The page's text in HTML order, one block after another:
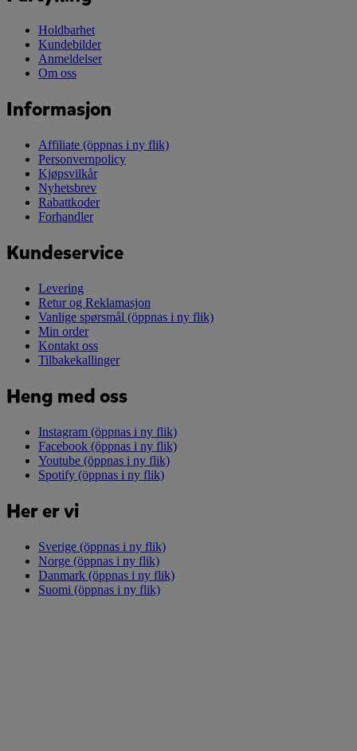
Holdbarhet
Kundebilder
Anmeldelser
Om oss
Informasjon
Affiliate (öppnas i ny flik)
Personvernpolicy
Kjøpsvilkår
Nyhetsbrev
Rabattkoder
Forhandler
Kundeservice
Levering
Retur og Reklamasjon
Vanlige spørsmål (öppnas i ny flik)
Min order
Kontakt oss
Tilbakekallinger
Heng med oss
Instagram (öppnas i ny flik)
Facebook (öppnas i ny flik)
Youtube (öppnas i ny flik)
Spotify (öppnas i ny flik)
Her er vi
Sverige (öppnas i ny flik)
Norge (öppnas i ny flik)
Danmark (öppnas i ny flik)
Suomi (öppnas i ny flik)